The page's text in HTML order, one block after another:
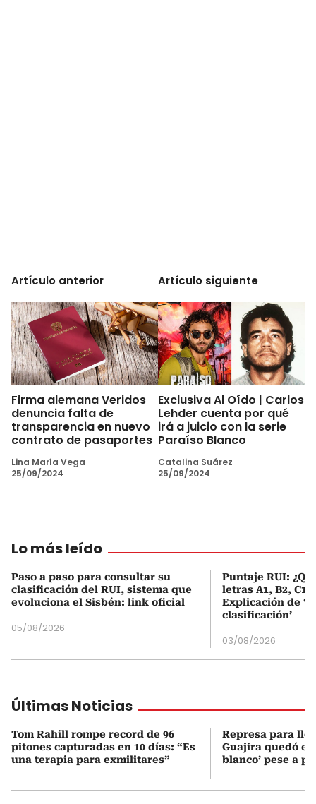
Artículo anterior
Firma alemana Veridos
denuncia falta de
transparencia en nuevo
contrato de pasaportes
Lina María Vega
25/09/2024
Artículo siguiente
Exclusiva Al Oído | Carlos
Lehder cuenta por qué
irá a juicio con la serie
Paraíso Blanco
Catalina Suárez
25/09/2024
Lo más leído
Paso a paso para consultar su
clasificación del RUI, sistema que
evoluciona el Sisbén: link oficial
05/08/2026
Puntaje RUI:
letras A1, B2, C1
Explicación de
clasificación’
03/08/2026
Últimas Noticias
Tom Rahill rompe record de 96
pitones capturadas en 10 días: “Es
una terapia para exmilitares”
Represa para
Guajira quedó en
blanco’ pese a